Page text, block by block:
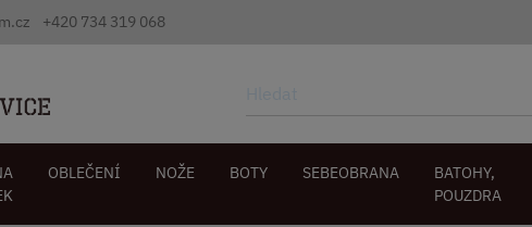
+420 734 319 068
OBLEČENÍ NOŽE BOTY SEBEOBRANA
BATOHY,
POUZDRA